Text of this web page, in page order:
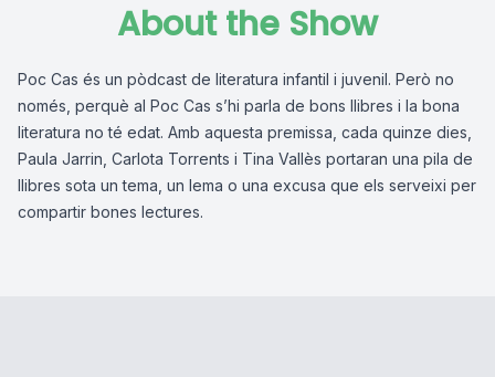
About the Show
Poc Cas és un pòdcast de literatura infantil i juvenil. Però no
només, perquè al Poc Cas s’hi parla de bons llibres i la bona
literatura no té edat. Amb aquesta premissa, cada quinze dies,
Paula Jarrin, Carlota Torrents i Tina Vallès portaran una pila de
llibres sota un tema, un lema o una excusa que els serveixi per
compartir bones lectures.